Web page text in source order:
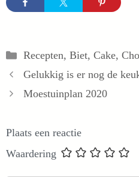
Categorieën
Recepten, Biet, Cake,
Gelukkig is er nog de
Moestuinplan 2020
Plaats een reactie
Waardering